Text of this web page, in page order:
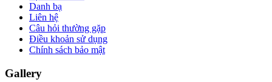
Danh bạ
Liên hệ
Câu hỏi thường gặp
Điều khoản sử dụng
Chính sách bảo mật
Gallery